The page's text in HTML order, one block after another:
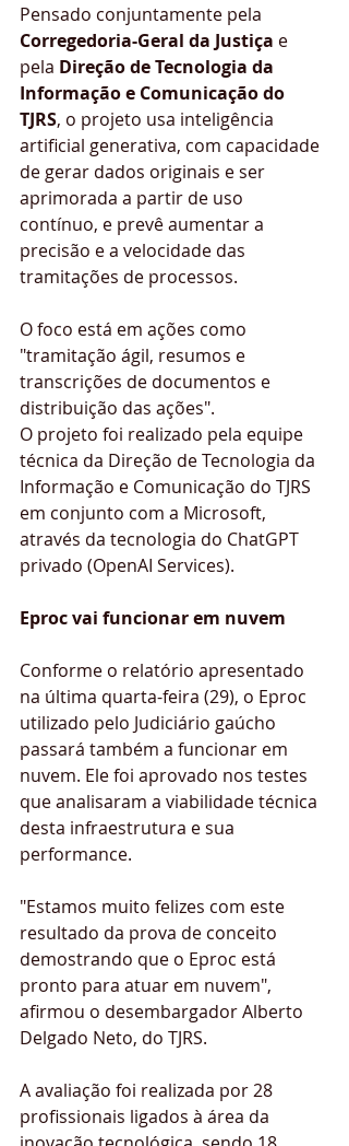
Pensado conjuntamente pela
Corregedoria-Geral da Justiça e
pela Direção de Tecnologia da
Informação e Comunicação do
TJRS, o projeto usa inteligência
artificial generativa, com capacidade
de gerar dados originais e ser
aprimorada a partir de uso
contínuo, e prevê aumentar a
precisão e a velocidade das
tramitações de processos.
O foco está em ações como
"tramitação ágil, resumos e
transcrições de documentos e
distribuição das ações".
O projeto foi realizado pela equipe
técnica da Direção de Tecnologia da
Informação e Comunicação do TJRS
em conjunto com a Microsoft,
através da tecnologia do ChatGPT
privado (OpenAI Services).
Eproc vai funcionar em nuvem
Conforme o relatório apresentado
na última quarta-feira (29), o Eproc
utilizado pelo Judiciário gaúcho
passará também a funcionar em
nuvem. Ele foi aprovado nos testes
que analisaram a viabilidade técnica
desta infraestrutura e sua
performance.
"Estamos muito felizes com este
resultado da prova de conceito
demostrando que o Eproc está
pronto para atuar em nuvem",
afirmou o desembargador Alberto
Delgado Neto, do TJRS.
A avaliação foi realizada por 28
profissionais ligados à área da